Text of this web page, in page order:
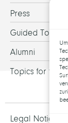
Press
Guided Tours
Alumni
Topics for
Legal Notice